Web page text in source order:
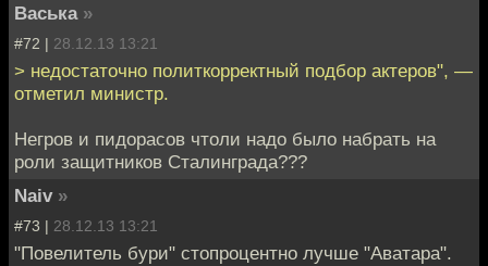
Васька »
#72 | 28.12.13 13:21
> недостаточно политкорректный подбор актеров", —
отметил министр.
Негров и пидорасов чтоли надо было набрать на
роли защитников Сталинграда???
Naiv »
#73 | 28.12.13 13:21
"Повелитель бури" стопроцентно лучше "Аватара".